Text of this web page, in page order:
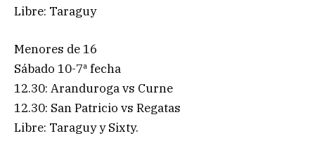
Libre: Taraguy
Menores de 16
Sábado 10-7ª fecha
12.30: Aranduroga vs Curne
12.30: San Patricio vs Regatas
Libre: Taraguy y Sixty.